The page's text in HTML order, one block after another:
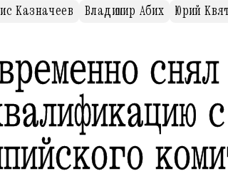
Казначеев Владимир Абих Юрий
снял